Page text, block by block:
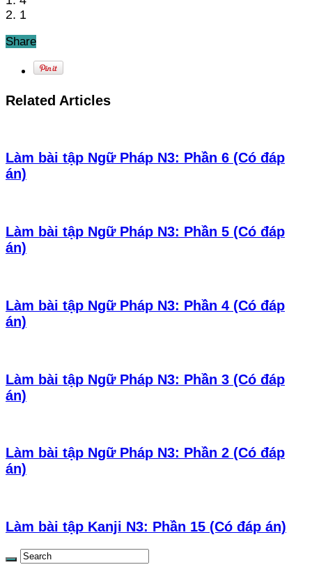
2. 1
Share
Related Articles
Làm bài tập Ngữ Pháp N3: Phần 6 (Có đáp
án)
Làm bài tập Ngữ Pháp N3: Phần 5 (Có đáp
án)
Làm bài tập Ngữ Pháp N3: Phần 4 (Có đáp
án)
Làm bài tập Ngữ Pháp N3: Phần 3 (Có đáp
án)
Làm bài tập Ngữ Pháp N3: Phần 2 (Có đáp
án)
Làm bài tập Kanji N3: Phần 15 (Có đáp án)